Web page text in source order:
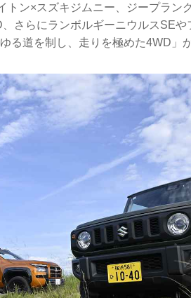
ン×スズキジムニー、ジープラン
さらにランボルギーニウルスSEや
る道を制し、走りを極めた4WD」